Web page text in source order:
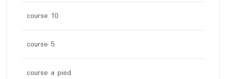
course 10
course 5
course a pied